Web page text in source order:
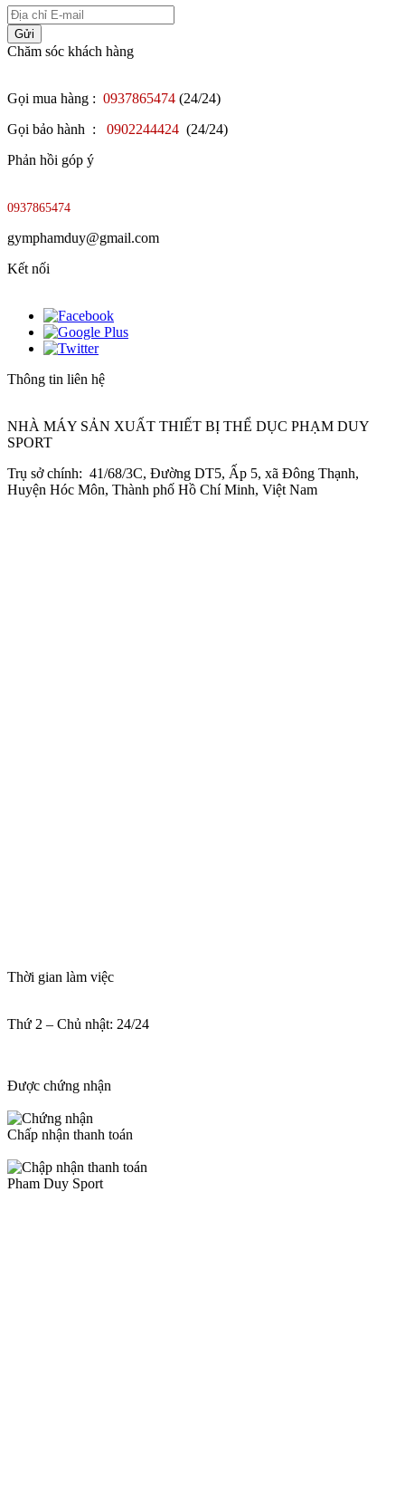
Gửi
Chăm sóc khách hàng
Gọi mua hàng : 0937865474 (24/24)
Gọi bảo hành :
0902244424 (24/24)
Phản hồi góp ý
0937865474
gymphamduy@gmail.com
Kết nối
Thông tin liên hệ
NHÀ MÁY SẢN XUẤT THIẾT BỊ THỂ DỤC PHẠM DUY
SPORT
Trụ sở chính: 41/68/3C, Đường DT5, Ấp 5, xã Đông Thạnh,
Huyện Hóc Môn, Thành phố Hồ Chí Minh, Việt Nam
Thời gian làm việc
Thứ 2 – Chủ nhật: 24/24
Được chứng nhận
Chấp nhận thanh toán
Pham Duy Sport